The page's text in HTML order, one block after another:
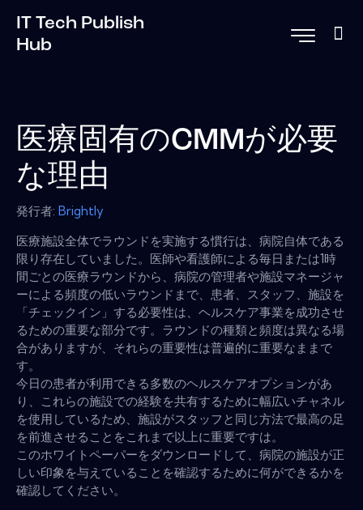
IT Tech Publish
Hub
医療固有のCMMが必要
な理由
発行者: Brightly
医療施設全体でラウンドを実施する慣行は、病院自体である
限り存在していました。医師や看護師による毎日または1時
間ごとの医療ラウンドから、病院の管理者や施設マネージャ
ーによる頻度の低いラウンドまで、患者、スタッフ、施設を
「チェックイン」する必要性は、ヘルスケア事業を成功させ
るための重要な部分です。ラウンドの種類と頻度は異なる場
合がありますが、それらの重要性は普遍的に重要なままで
す。
今日の患者が利用できる多数のヘルスケアオプションがあ
り、これらの施設での経験を共有するために幅広いチャネル
を使用しているため、施設がスタッフと同じ方法で最高の足
を前進させることをこれまで以上に重要ですは。
このホワイトペーパーをダウンロードして、病院の施設が正
しい印象を与えていることを確認するために何ができるかを
確認してください。